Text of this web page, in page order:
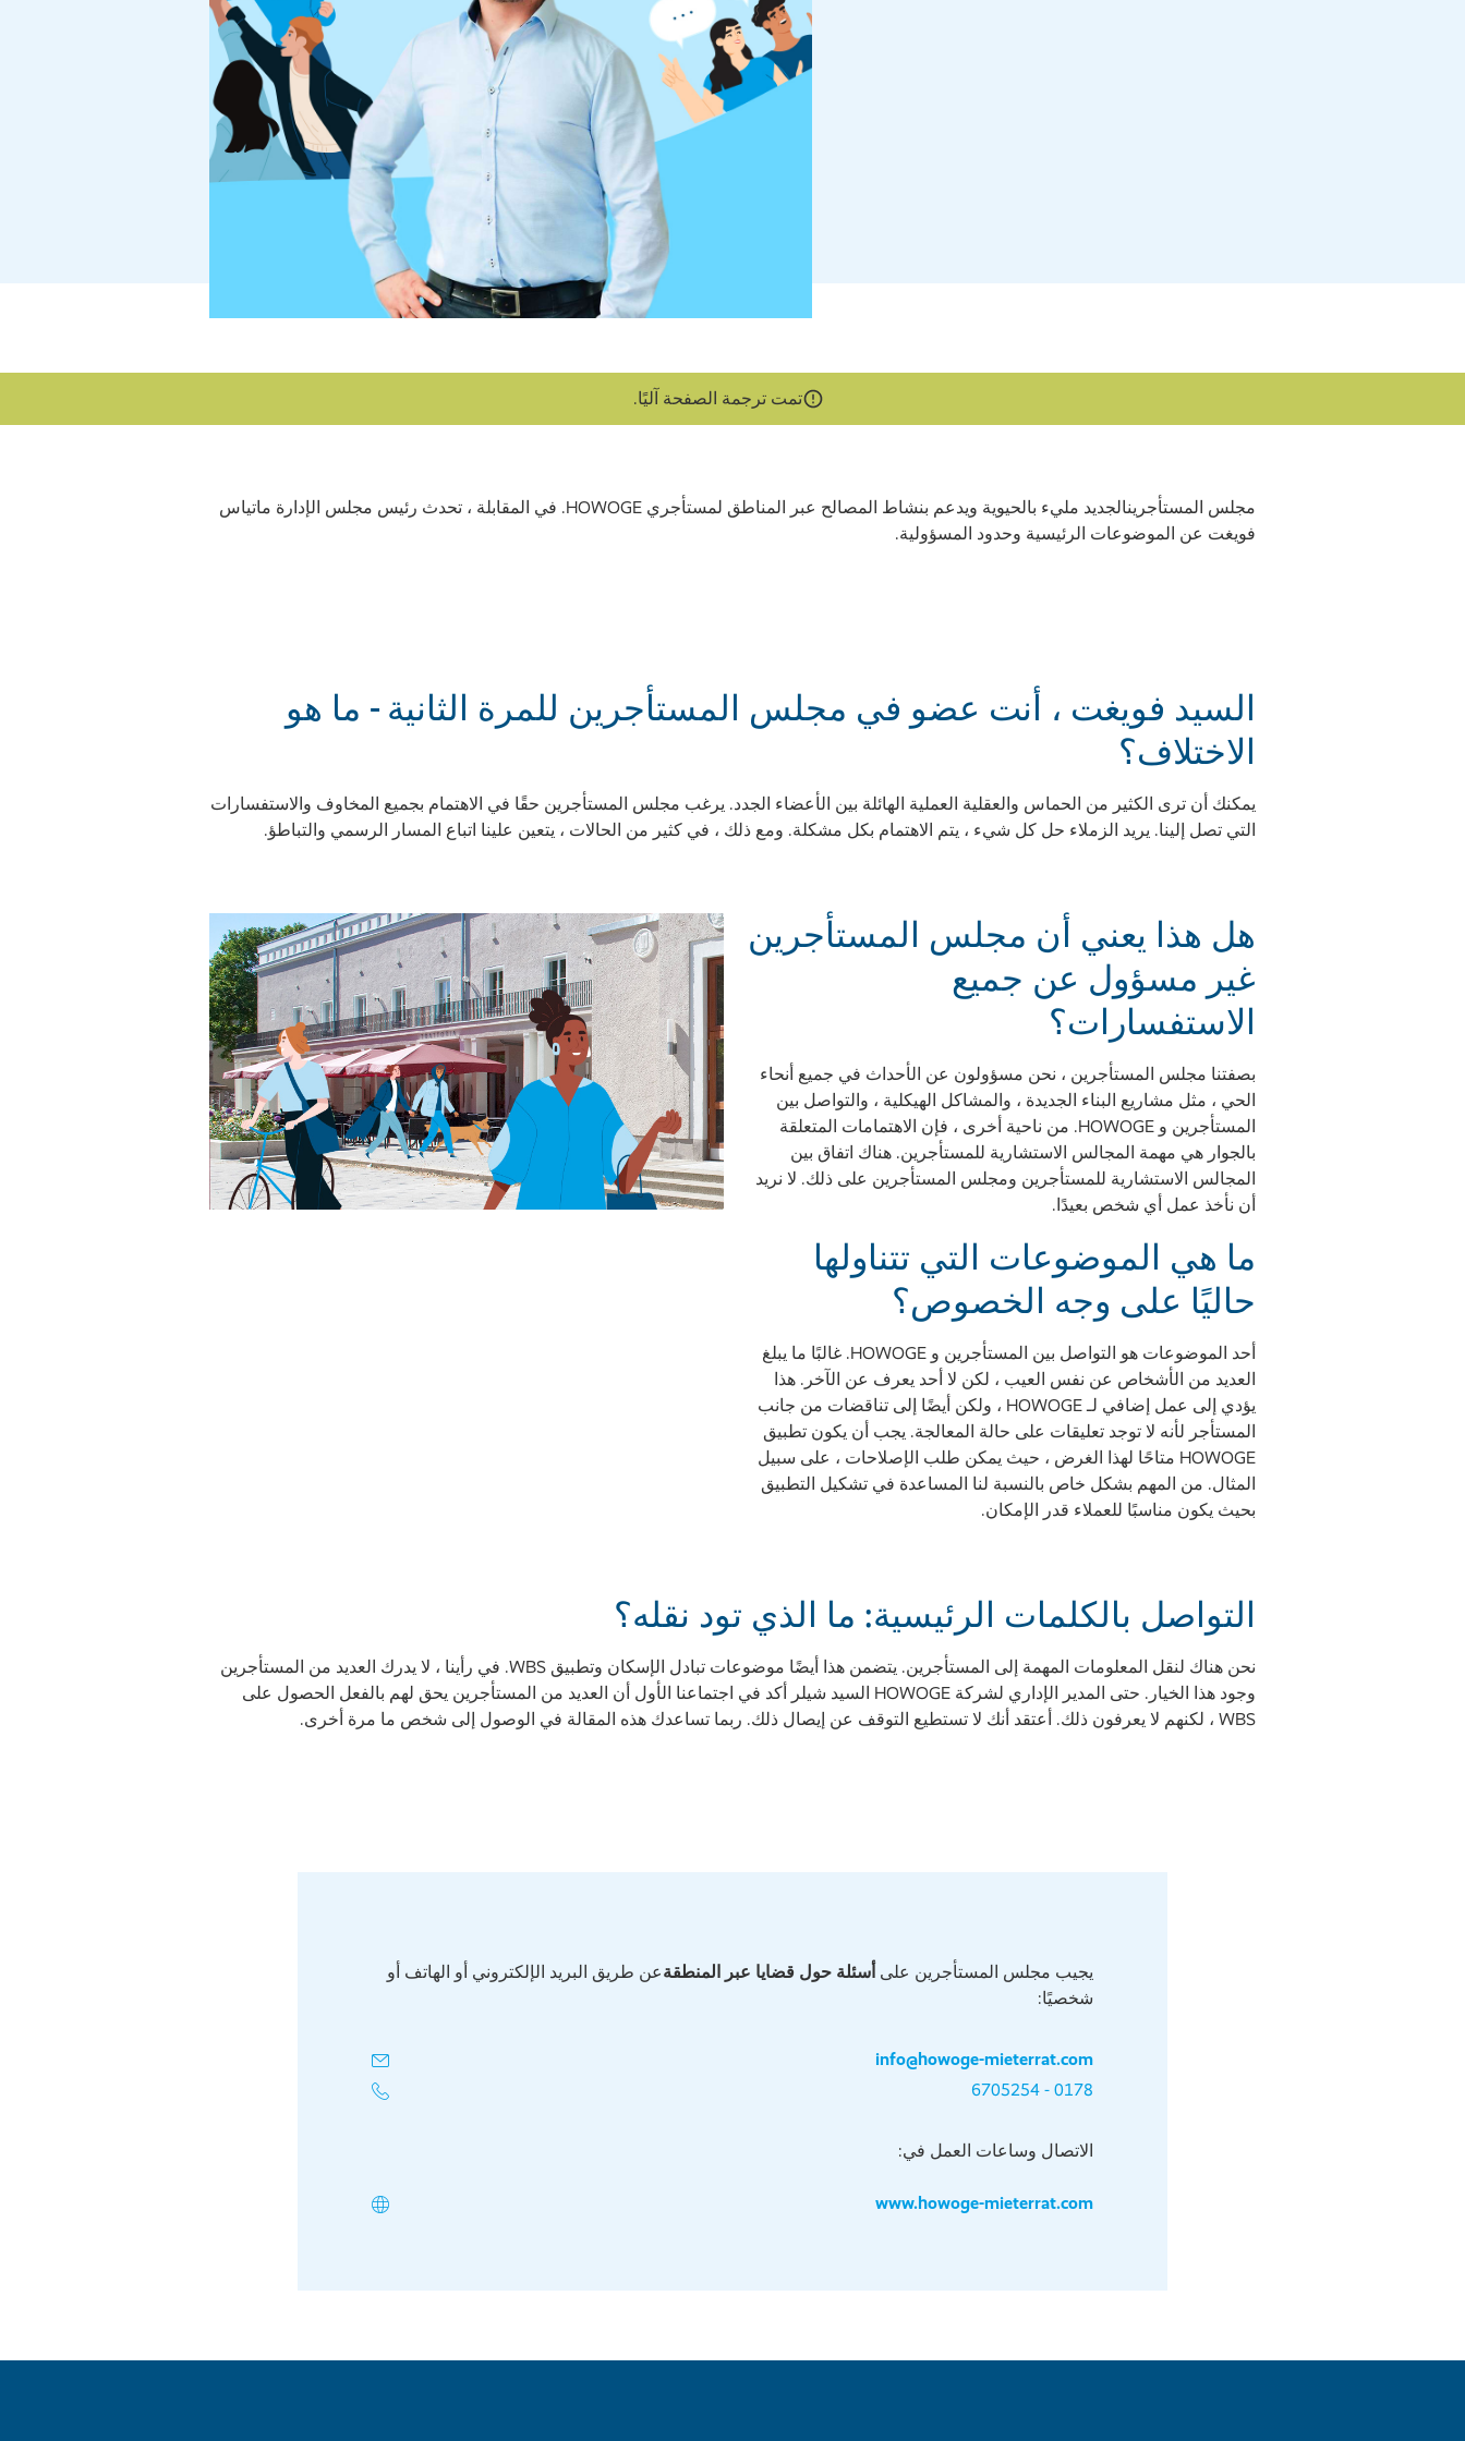
تمت ترجمة الصفحة آليًا.
مجلس المستأجرينالجديد مليء بالحيوية ويدعم بنشاط المصالح عبر المناطق لمستأجري HOWOGE. في المقابلة ، تحدث رئيس مجلس الإدارة ماتياس
فويغت عن الموضوعات الرئيسية وحدود المسؤولية.
السيد فويغت ، أنت عضو في مجلس المستأجرين للمرة الثانية - ما هو
الاختلاف؟
يمكنك أن ترى الكثير من الحماس والعقلية العملية الهائلة بين الأعضاء الجدد. يرغب مجلس المستأجرين حقًا في الاهتمام بجميع المخاوف والاستفسارات
التي تصل إلينا. يريد الزملاء حل كل شيء ، يتم الاهتمام بكل مشكلة. ومع ذلك ، في كثير من الحالات ، يتعين علينا اتباع المسار الرسمي والتباطؤ.
هل هذا يعني أن مجلس المستأجرين
غير مسؤول عن جميع
الاستفسارات؟
بصفتنا مجلس المستأجرين ، نحن مسؤولون عن الأحداث في جميع أنحاء
الحي ، مثل مشاريع البناء الجديدة ، والمشاكل الهيكلية ، والتواصل بين
المستأجرين و HOWOGE. من ناحية أخرى ، فإن الاهتمامات المتعلقة
بالجوار هي مهمة المجالس الاستشارية للمستأجرين. هناك اتفاق بين
المجالس الاستشارية للمستأجرين ومجلس المستأجرين على ذلك. لا نريد
أن نأخذ عمل أي شخص بعيدًا.
ما هي الموضوعات التي تتناولها
حاليًا على وجه الخصوص؟
أحد الموضوعات هو التواصل بين المستأجرين و HOWOGE. غالبًا ما يبلغ
العديد من الأشخاص عن نفس العيب ، لكن لا أحد يعرف عن الآخر. هذا
يؤدي إلى عمل إضافي لـ HOWOGE ، ولكن أيضًا إلى تناقضات من جانب
المستأجر لأنه لا توجد تعليقات على حالة المعالجة. يجب أن يكون تطبيق
HOWOGE متاحًا لهذا الغرض ، حيث يمكن طلب الإصلاحات ، على سبيل
المثال. من المهم بشكل خاص بالنسبة لنا المساعدة في تشكيل التطبيق
بحيث يكون مناسبًا للعملاء قدر الإمكان.
التواصل بالكلمات الرئيسية: ما الذي تود نقله؟
نحن هناك لنقل المعلومات المهمة إلى المستأجرين. يتضمن هذا أيضًا موضوعات تبادل الإسكان وتطبيق WBS. في رأينا ، لا يدرك العديد من المستأجرين
وجود هذا الخيار. حتى المدير الإداري لشركة HOWOGE السيد شيلر أكد في اجتماعنا الأول أن العديد من المستأجرين يحق لهم بالفعل الحصول على
WBS ، لكنهم لا يعرفون ذلك. أعتقد أنك لا تستطيع التوقف عن إيصال ذلك. ربما تساعدك هذه المقالة في الوصول إلى شخص ما مرة أخرى.
يجيب مجلس المستأجرين على أسئلة حول قضايا عبر المنطقةعن طريق البريد الإلكتروني أو الهاتف أو
شخصيًا:
info@howoge-mieterrat.com
0178 - 6705254
الاتصال وساعات العمل في:
www.howoge-mieterrat.com